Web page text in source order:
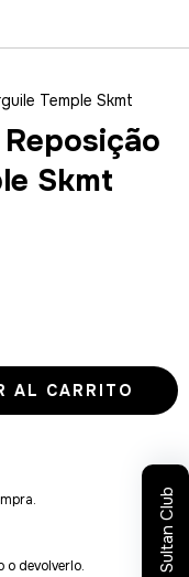
Temple Skmt
Skmt
devolverlo.
Sultan Club